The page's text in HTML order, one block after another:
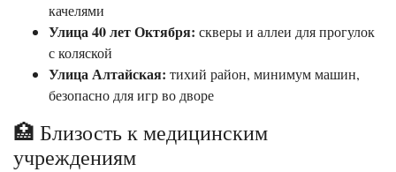
качелями
Улица 40 лет Октября: скверы и аллеи для прогулок
с коляской
Улица Алтайская: тихий район, минимум машин,
безопасно для игр во дворе
🏥 Близость к медицинским
учреждениям